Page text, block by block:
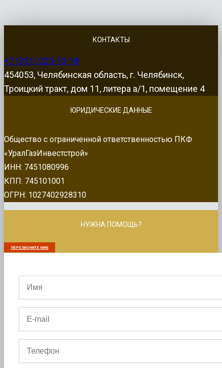
КОНТАКТЫ
+7 (351) 225-10-18
454053, Челябинская область, г. Челябинск,
Троицкий тракт, дом 11, литера а/1, помещение 4
ЮРИДИЧЕСКИЕ ДАННЫЕ
Общество с ограниченной ответственностью ПКФ
«УралГазИнвестстрой»
ИНН: 7451080996
КПП: 745101001
ОГРН: 1027402928310
НУЖНА ПОМОЩЬ?
ПЕРЕЗВОНИТЕ МНЕ